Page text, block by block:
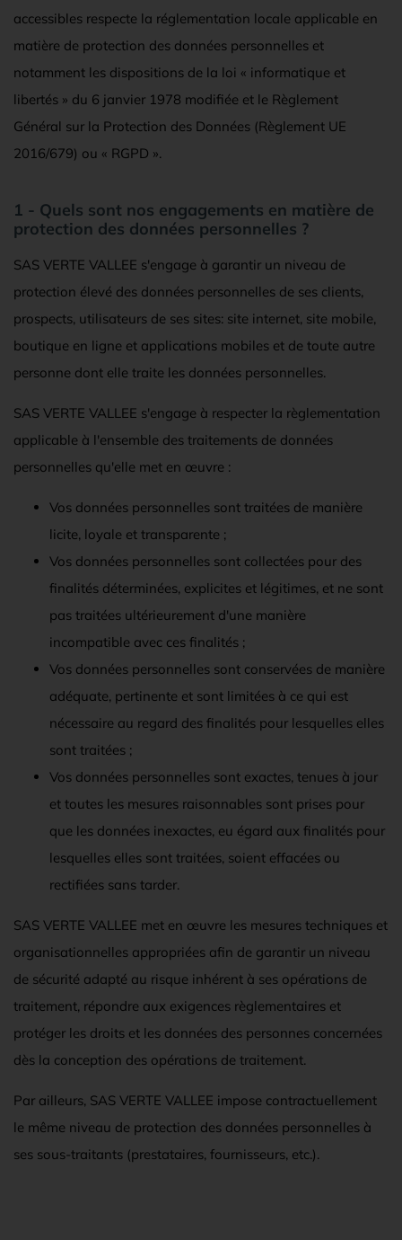
accessibles respecte la réglementation locale applicable en
matière de protection des données personnelles et
notamment les dispositions de la loi « informatique et
libertés » du 6 janvier 1978 modifiée et le Règlement
Général sur la Protection des Données (Règlement UE
2016/679) ou « RGPD ».
1 - Quels sont nos engagements en matière de
protection des données personnelles ?
SAS VERTE VALLEE s'engage à garantir un niveau de
protection élevé des données personnelles de ses clients,
prospects, utilisateurs de ses sites: site internet, site mobile,
boutique en ligne et applications mobiles et de toute autre
personne dont elle traite les données personnelles.
SAS VERTE VALLEE s'engage à respecter la règlementation
applicable à l'ensemble des traitements de données
personnelles qu'elle met en œuvre :
Vos données personnelles sont traitées de manière
licite, loyale et transparente ;
Vos données personnelles sont collectées pour des
finalités déterminées, explicites et légitimes, et ne sont
pas traitées ultérieurement d'une manière
incompatible avec ces finalités ;
Vos données personnelles sont conservées de manière
adéquate, pertinente et sont limitées à ce qui est
nécessaire au regard des finalités pour lesquelles elles
sont traitées ;
Vos données personnelles sont exactes, tenues à jour
et toutes les mesures raisonnables sont prises pour
que les données inexactes, eu égard aux finalités pour
lesquelles elles sont traitées, soient effacées ou
rectifiées sans tarder.
SAS VERTE VALLEE met en œuvre les mesures techniques et
organisationnelles appropriées afin de garantir un niveau
de sécurité adapté au risque inhérent à ses opérations de
traitement, répondre aux exigences règlementaires et
protéger les droits et les données des personnes concernées
dès la conception des opérations de traitement.
Par ailleurs, SAS VERTE VALLEE impose contractuellement
le même niveau de protection des données personnelles à
ses sous-traitants (prestataires, fournisseurs, etc.).